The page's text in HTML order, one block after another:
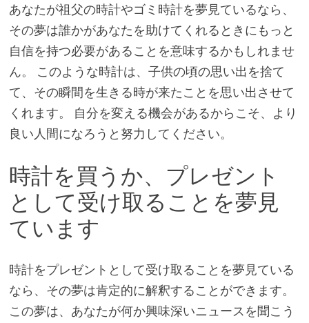
あなたが祖父の時計やゴミ時計を夢見ているなら、
その夢は誰かがあなたを助けてくれるときにもっと
自信を持つ必要があることを意味するかもしれませ
ん。 このような時計は、子供の頃の思い出を捨て
て、その瞬間を生きる時が来たことを思い出させて
くれます。 自分を変える機会があるからこそ、より
良い人間になろうと努力してください。
時計を買うか、プレゼント
として受け取ることを夢見
ています
時計をプレゼントとして受け取ることを夢見ている
なら、その夢は肯定的に解釈することができます。
この夢は、あなたが何か興味深いニュースを聞こう